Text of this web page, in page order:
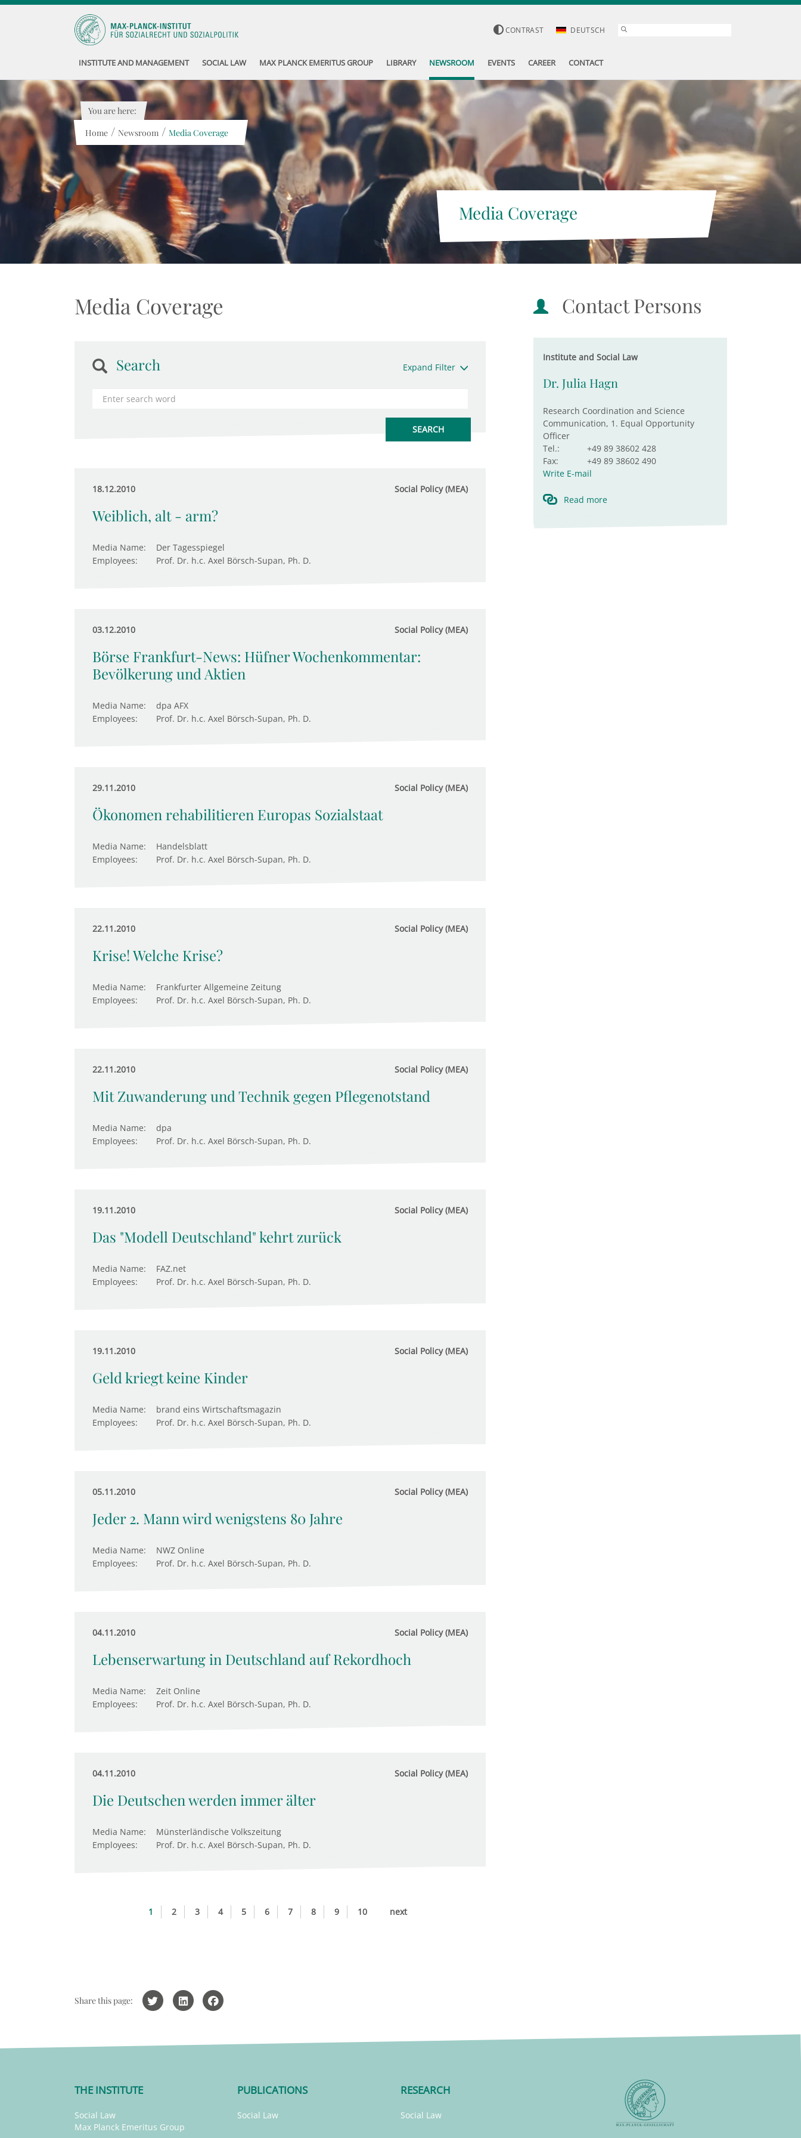
CONTRAST DEUTSCH
INSTITUTE AND MANAGEMENT SOCIAL LAW MAX PLANCK EMERITUS GROUP LIBRARY NEWSROOM EVENTS CAREER CONTACT
Media Coverage
You are here:
Home / Newsroom / Media Coverage
Media Coverage
Search Expand Filter
18.12.2010 Social Policy (MEA)
Weiblich, alt - arm?
Media Name:
Der Tagesspiegel
Employees:
Prof. Dr. h.c. Axel Börsch-Supan, Ph. D.
03.12.2010 Social Policy (MEA)
Börse Frankfurt-News: Hüfner Wochenkommentar:
Bevölkerung und Aktien
Media Name:
dpa AFX
Employees:
Prof. Dr. h.c. Axel Börsch-Supan, Ph. D.
29.11.2010 Social Policy (MEA)
Ökonomen rehabilitieren Europas Sozialstaat
Media Name:
Handelsblatt
Employees:
Prof. Dr. h.c. Axel Börsch-Supan, Ph. D.
22.11.2010 Social Policy (MEA)
Krise! Welche Krise?
Media Name:
Frankfurter Allgemeine Zeitung
Employees:
Prof. Dr. h.c. Axel Börsch-Supan, Ph. D.
22.11.2010 Social Policy (MEA)
Mit Zuwanderung und Technik gegen Pflegenotstand
Media Name:
dpa
Employees:
Prof. Dr. h.c. Axel Börsch-Supan, Ph. D.
19.11.2010 Social Policy (MEA)
Das "Modell Deutschland" kehrt zurück
Media Name:
FAZ.net
Employees:
Prof. Dr. h.c. Axel Börsch-Supan, Ph. D.
19.11.2010 Social Policy (MEA)
Geld kriegt keine Kinder
Media Name:
brand eins Wirtschaftsmagazin
Employees:
Prof. Dr. h.c. Axel Börsch-Supan, Ph. D.
05.11.2010 Social Policy (MEA)
Jeder 2. Mann wird wenigstens 80 Jahre
Media Name:
NWZ Online
Employees:
Prof. Dr. h.c. Axel Börsch-Supan, Ph. D.
04.11.2010 Social Policy (MEA)
Lebenserwartung in Deutschland auf Rekordhoch
Media Name:
Zeit Online
Employees:
Prof. Dr. h.c. Axel Börsch-Supan, Ph. D.
04.11.2010 Social Policy (MEA)
Die Deutschen werden immer älter
Media Name:
Münsterländische Volkszeitung
Employees:
Prof. Dr. h.c. Axel Börsch-Supan, Ph. D.
1 2 3 4 5 6 7 8 9 10 next
Contact Persons
Institute and Social Law
Dr. Julia Hagn
Research Coordination and Science
Communication, 1. Equal Opportunity
Officer
Tel.:
+49 89 38602 428
Fax:
+49 89 38602 490
Write E-mail
Read more
Share this page:
THE INSTITUTE
Social Law
Max Planck Emeritus Group
PUBLICATIONS
Social Law
RESEARCH
Social Law